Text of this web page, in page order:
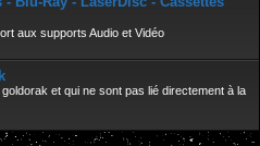
aux supports Audio et Vidéo
et qui ne sont pas lié directement à la